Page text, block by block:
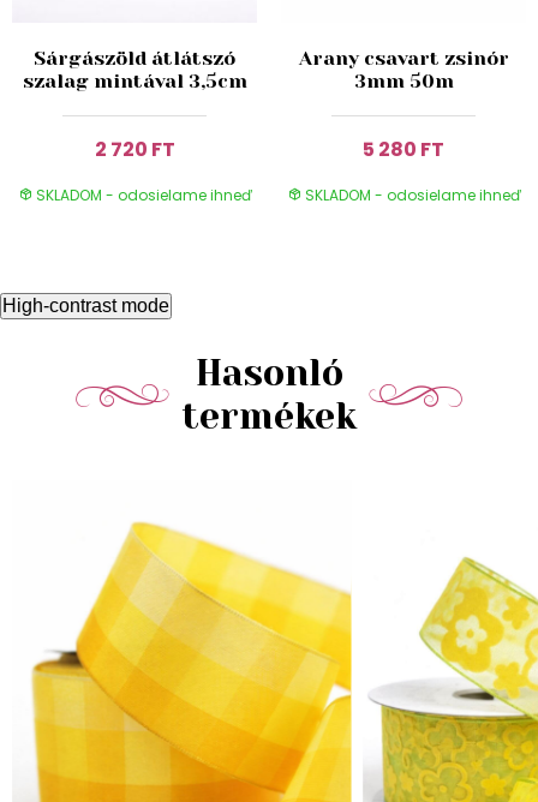
Sárgászöld átlátszó
szalag mintával 3,5cm
2 720 FT
SKLADOM - odosielame ihneď
Arany csavart zsinór
3mm 50m
5 280 FT
SKLADOM - odosielame ihneď
High-contrast mode
Hasonló
termékek